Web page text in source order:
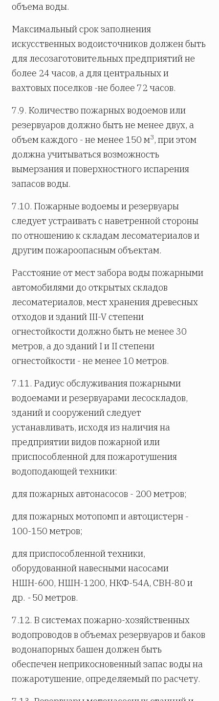
объема воды.
Максимальный срок заполнения
искусственных водоисточников должен быть
для лесозаготовительных предприятий не
более 24 часов, а для центральных и
вахтовых поселков -не более 72 часов.
7.9. Количество пожарных водоемов или
резервуаров должно быть не менее двух, а
объем каждого - не менее 150 м3, при этом
должна учитываться возможность
вымерзания и поверхностного испарения
запасов воды.
7.10. Пожарные водоемы и резервуары
следует устраивать с наветренной стороны
по отношению к складам лесоматериалов и
другим пожароопасным объектам.
Расстояние от мест забора воды пожарными
автомобилями до открытых складов
лесоматериалов, мест хранения древесных
отходов и зданий III-V степени
огнестойкости должно быть не менее 30
метров, а до зданий I и II степени
огнестойкости - не менее 10 метров.
7.11. Радиус обслуживания пожарными
водоемами и резервуарами лесоскладов,
зданий и сооружений следует
устанавливать, исходя из наличия на
предприятии видов пожарной или
приспособленной для пожаротушения
водоподающей техники:
для пожарных автонасосов - 200 метров;
для пожарных мотопомп и автоцистерн -
100-150 метров;
для приспособленной техники,
оборудованной навесными насосами
НШН-600, НШН-1200, НКФ-54А, СВН-80 и
др. -50 метров.
7.12. В системах пожарно-хозяйственных
водопроводов в объемах резервуаров и баков
водонапорных башен должен быть
обеспечен неприкосновенный запас воды на
пожаротушение, определяемый по расчету.